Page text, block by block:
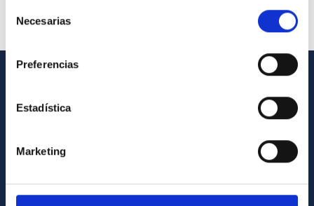
Necesarias
Preferencias
Estadística
Marketing
Cómo llegar al IAC
Biblioteca